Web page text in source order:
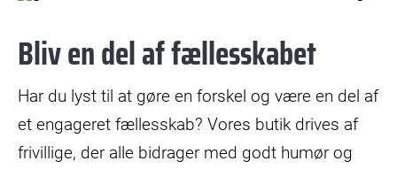
Bliv en del af fællesskabet
Har du lyst til at gøre en forskel og være en del af
et engageret fællesskab? Vores butik drives af
frivillige, der alle bidrager med godt humør og